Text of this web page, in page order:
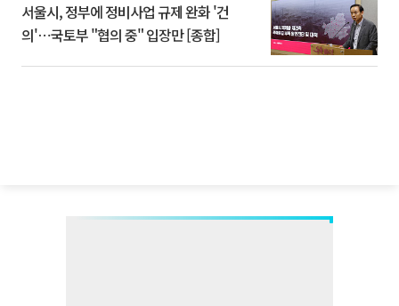
서울시, 정부에 정비사업 규제 완화 '건
의'⋯국토부 "협의 중" 입장만 [종합]